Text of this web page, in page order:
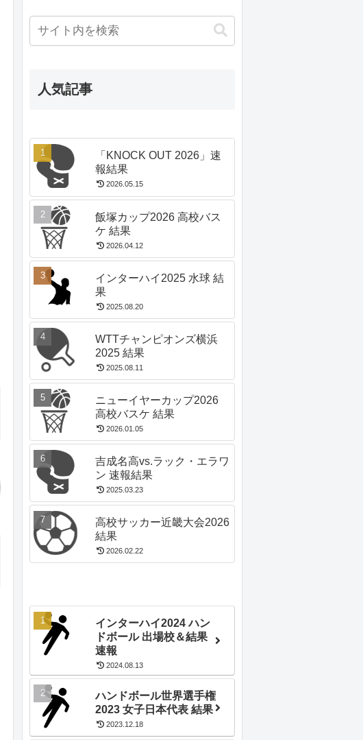
人気記事
「KNOCK OUT 2026」速
報結果
2026.05.15
飯塚カップ2026 高校バス
ケ 結果
2026.04.12
インターハイ2025 水球 結
果
2025.08.20
WTTチャンピオンズ横浜
2025 結果
2025.08.11
ニューイヤーカップ2026
高校バスケ 結果
2026.01.05
吉成名高vs.ラック・エラワ
ン 速報結果
2025.03.23
高校サッカー近畿大会2026
結果
2026.02.22
インターハイ2024 ハン
ドボール 出場校＆結果
速報
2024.08.13
ハンドボール世界選手権
2023 女子日本代表 結果
2023.12.18